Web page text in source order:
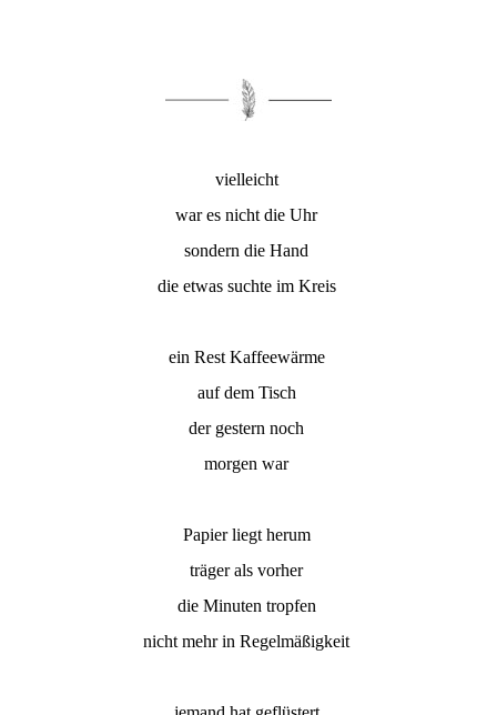
vielleicht
war es nicht die Uhr
sondern die Hand
die etwas suchte im Kreis
ein Rest Kaffeewärme
auf dem Tisch
der gestern noch
morgen war
Papier liegt herum
träger als vorher
die Minuten tropfen
nicht mehr in Regelmäßigkeit